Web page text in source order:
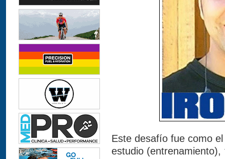
Este desafío fue como
estudio